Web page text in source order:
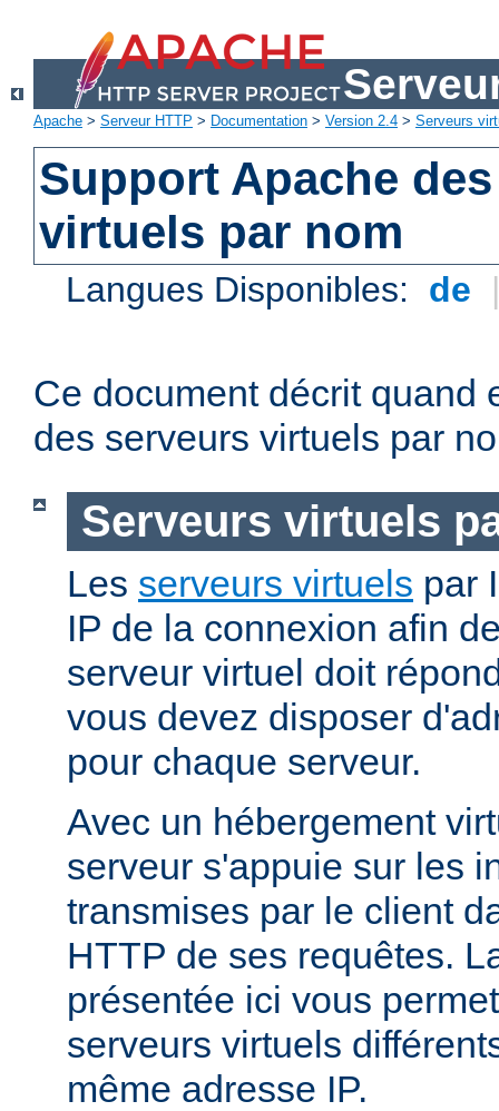
Apache > Serveur HTTP > Documentation > Version 2.4 > Serveurs
Support Apache
virtuels par nom
Langues Disponibles: de
Ce document décrit quand
des serveurs virtuels par
Serveurs virtuels
Les serveurs virtuels par
IP de la connexion afin
serveur virtuel doit
vous devez disposer
pour chaque serveur.
Avec un hébergement
serveur s'appuie sur les
transmises par le client
HTTP de ses requêtes.
présentée ici vous
serveurs virtuels
même adresse IP.